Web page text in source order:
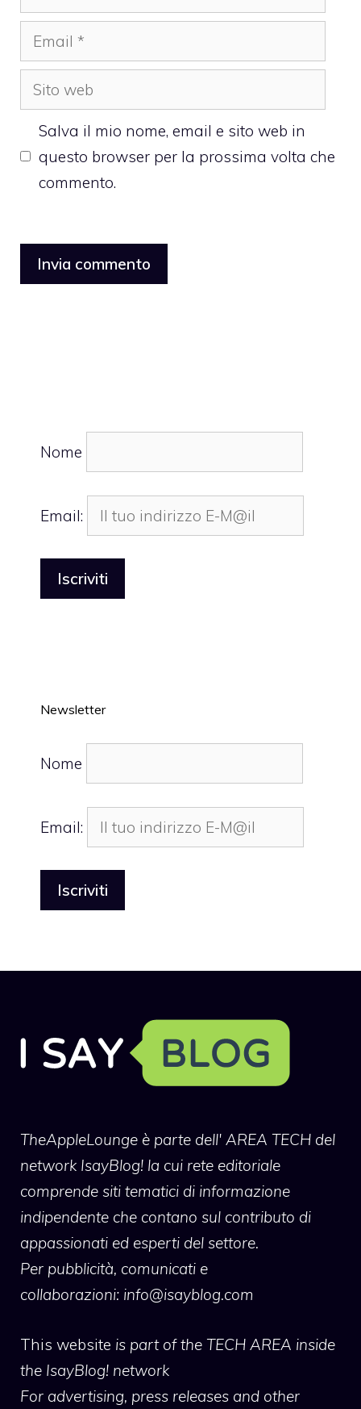
Email
Sito
web
Salva il mio nome, email e sito web in
questo browser per la prossima volta che
commento.
Nome
Email:
Newsletter
Nome
Email:
TheAppleLounge è parte dell' AREA TECH del
network IsayBlog! la cui rete editoriale
comprende siti tematici di informazione
indipendente che contano sul contributo di
appassionati ed esperti del settore.
Per pubblicità, comunicati e
collaborazioni: info@isayblog.com
This website is part of the TECH AREA inside
the IsayBlog! network
For advertising, press releases and other